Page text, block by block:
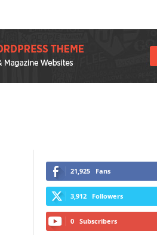
21,925 Fans
3,912 Followers
0 Subscribers